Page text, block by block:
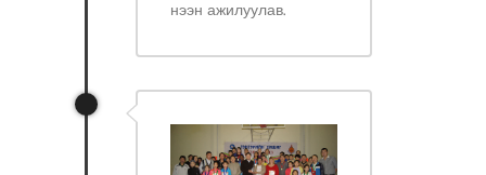
нээн ажилуулав.